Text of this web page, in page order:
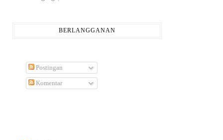
BERLANGGANAN
Postingan
Komentar